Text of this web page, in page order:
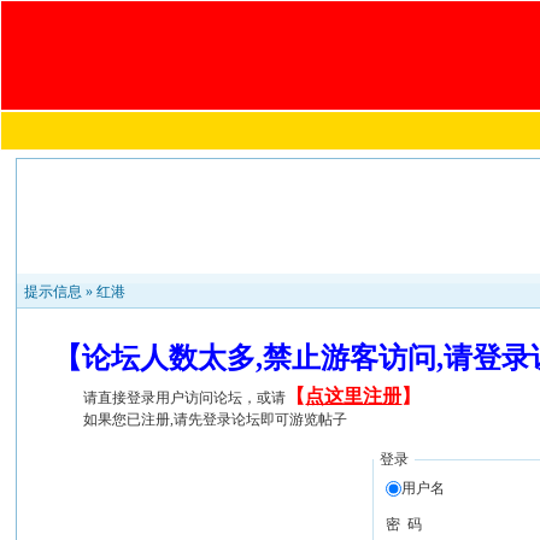
提示信息 »红港
【论坛人数太多,禁止游客访问,请登
请直接登录用户访问论坛，或请 【 点这里注册】
如果您已注册,请先登录论坛即可游览帖子
登录
用户名
密 码